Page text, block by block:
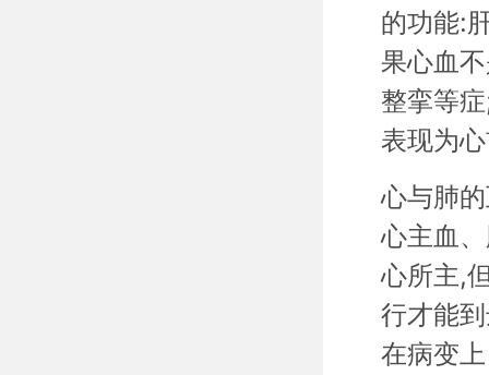
的功能:
果心血
整挛等症
表现为
心与肺
心主血
心所主,
行才能
在病变